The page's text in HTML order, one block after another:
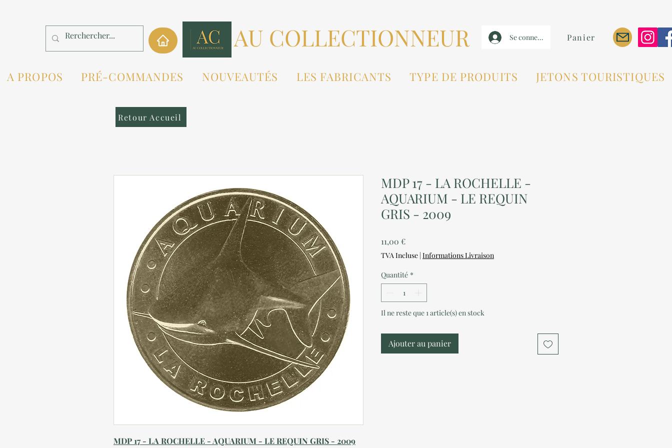
AU COLLECTIONNEUR Se connecter Panier
A PROPOS PRÉ-COMMANDES NOUVEAUTÉS LES FABRICANTS TYPE DE PRODUITS JETONS TOURISTIQUES
MDP 17 - LA ROCHELLE - AQUARIUM - LE REQUIN GRIS - 2009
MDP 17 - LA ROCHELLE -
AQUARIUM - LE REQUIN
GRIS - 2009
11,00 €Prix
TVA Incluse | Informations Livraison
Quantité *
Il ne reste que 1 article(s) en stock
Ajouter au panier
Retour Accueil